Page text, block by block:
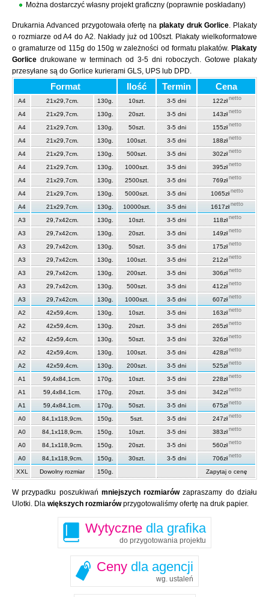
Można dostarczyć własny projekt graficzny (poprawnie poskładany)
Drukarnia Advanced przygotowała ofertę na plakaty druk Gorlice. Plakaty
o rozmiarze od A4 do A2. Nakłady już od 100szt. Plakaty wielkoformatowe
o gramaturze od 115g do 150g w zależności od formatu plakatów. Plakaty
Gorlice drukowane w terminach od 3-5 dni roboczych. Gotowe plakaty
przesyłane są do Gorlice kurierami GLS, UPS lub DPD.
Format Ilość Termin Cena
A4 21x29,7cm. 130g. 10szt. 3-5 dni 122zł netto
A4 21x29,7cm. 130g. 20szt. 3-5 dni 143zł netto
A4 21x29,7cm. 130g. 50szt. 3-5 dni 155zł netto
A4 21x29,7cm. 130g. 100szt. 3-5 dni 188zł netto
A4 21x29,7cm. 130g. 500szt. 3-5 dni 302zł netto
A4 21x29,7cm. 130g. 1000szt. 3-5 dni 395zł netto
A4 21x29,7cm. 130g. 2500szt. 3-5 dni 769zł netto
A4 21x29,7cm. 130g. 5000szt. 3-5 dni 1065zł netto
A4 21x29,7cm. 130g. 10000szt. 3-5 dni 1617zł netto
A3 29,7x42cm. 130g. 10szt. 3-5 dni 118zł netto
A3 29,7x42cm. 130g. 20szt. 3-5 dni 149zł netto
A3 29,7x42cm. 130g. 50szt. 3-5 dni 175zł netto
A3 29,7x42cm. 130g. 100szt. 3-5 dni 212zł netto
A3 29,7x42cm. 130g. 200szt. 3-5 dni 306zł netto
A3 29,7x42cm. 130g. 500szt. 3-5 dni 412zł netto
A3 29,7x42cm. 130g. 1000szt. 3-5 dni 607zł netto
A2 42x59,4cm. 130g. 10szt. 3-5 dni 163zł netto
A2 42x59,4cm. 130g. 20szt. 3-5 dni 265zł netto
A2 42x59,4cm. 130g. 50szt. 3-5 dni 326zł netto
A2 42x59,4cm. 130g. 100szt. 3-5 dni 428zł netto
A2 42x59,4cm. 130g. 200szt. 3-5 dni 525zł netto
A1 59,4x84,1cm. 170g. 10szt. 3-5 dni 228zł netto
A1 59,4x84,1cm. 170g. 20szt. 3-5 dni 342zł netto
A1 59,4x84,1cm. 170g. 50szt. 3-5 dni 675zł netto
A0 84,1x118,9cm. 150g. 5szt. 3-5 dni 247zł netto
A0 84,1x118,9cm. 150g. 10szt. 3-5 dni 383zł netto
A0 84,1x118,9cm. 150g. 20szt. 3-5 dni 560zł netto
A0 84,1x118,9cm. 150g. 30szt. 3-5 dni 706zł netto
XXL Dowolny rozmiar 150g. Zapytaj o cenę
W przypadku poszukiwań mniejszych rozmiarówzapraszamy do działu
Ulotki. Dla większych rozmiarówprzygotowaliśmy ofertę na druk papier.
Wytyczne dla grafika
do przygotowania projektu
Ceny dla agencji
wg. ustaleń